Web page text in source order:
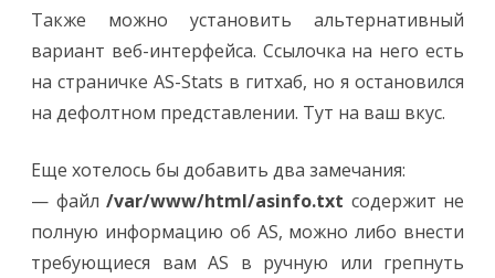
Также можно установить альтернативный
вариант веб-интерфейса. Ссылочка на него есть
на страничке AS-Stats в гитхаб, но я остановился
на дефолтном представлении. Тут на ваш вкус.
Еще хотелось бы добавить два замечания:
— файл /var/www/html/asinfo.txt содержит не
полную информацию об AS, можно либо внести
требующиеся вам AS в ручную или грепнуть